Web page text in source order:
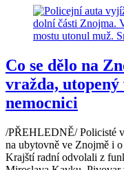
Co se dělo na
vražda,
nemocnici
/PŘEHLEDNĚ/ Policisté
na ubytovně ve Znojmě i
Krajští radní odvolali z